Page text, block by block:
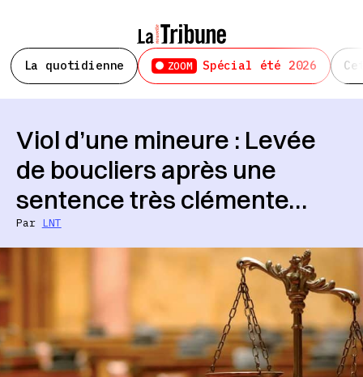
La quotidienne ZOOM Spécial été 2026
Viol d’une mineure : Levée
de boucliers après une
sentence très clémente…
Par LNT